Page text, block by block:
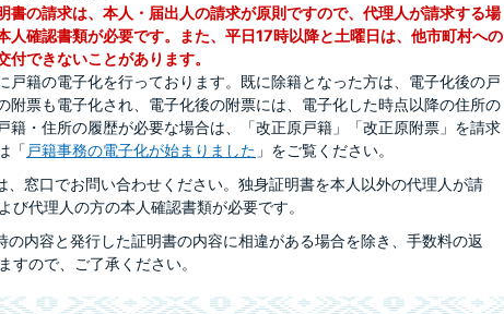
書の請求は、本人・届出人の請求が原則ですので、代理人が請求する場
人確認書類が必要です。また、平日17時以降と土曜日は、他市町村への
できないことがあります。
戸籍の電子化を行っております。既に除籍となった方は、電子化後の戸
附票も電子化され、電子化後の附票には、電子化した時点以降の住所の
籍・住所の履歴が必要な場合は、「改正原戸籍」「改正原附票」を請求
「 戸籍事務の電子化が始まりました 」をご覧ください。
窓口でお問い合わせください。独身証明書を本人以外の代理人が請
代理人の方の本人確認書類が必要です。
内容と発行した証明書の内容に相違がある場合を除き、手数料の返
すので、ご了承ください。